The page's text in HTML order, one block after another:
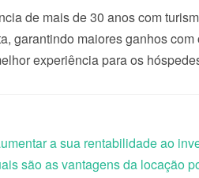
de mais de 30 anos com
garantindo maiores ganhos
experiência para os
a sua rentabilidade ao
são as vantagens da locação